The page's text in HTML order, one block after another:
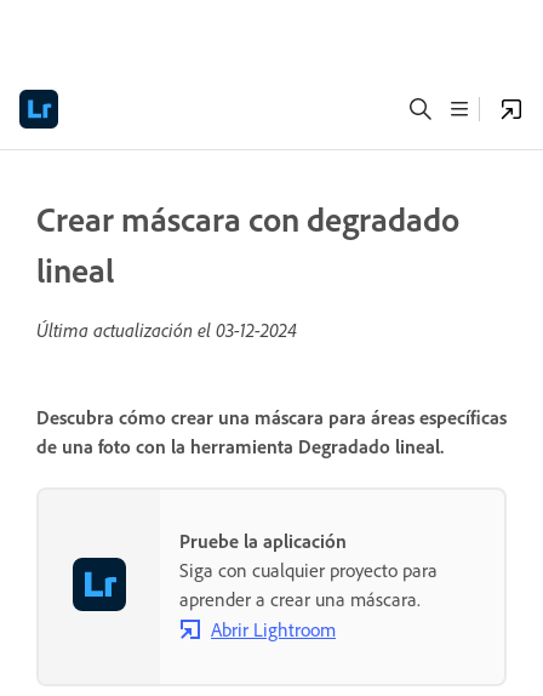
Crear máscara con degradado
lineal
Última actualización el 03-12-2024
Descubra cómo crear una máscara para áreas específicas
de una foto con la herramienta Degradado lineal.
Pruebe la aplicación
Siga con cualquier proyecto para
aprender a crear una máscara.
Abrir Lightroom